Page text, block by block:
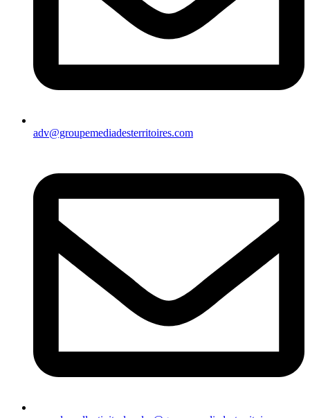
adv@groupemediadesterritoires.com